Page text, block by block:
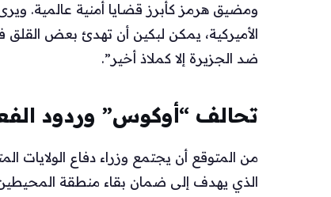
ومضيق هرمز كأبرز قضايا أمنية عالمية.
الأميركية، يمكن لبكين أن تهدئ بعض
ضد الجزيرة إلا كملاذ أخير”.
تحالف “أوكوس” وردود
من المتوقع أن يجتمع وزراء دفاع الولايات
الذي يهدف إلى ضمان بقاء منطقة